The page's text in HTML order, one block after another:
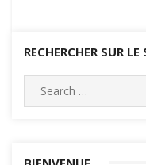
RECHERCHER SUR LE
Search
for: